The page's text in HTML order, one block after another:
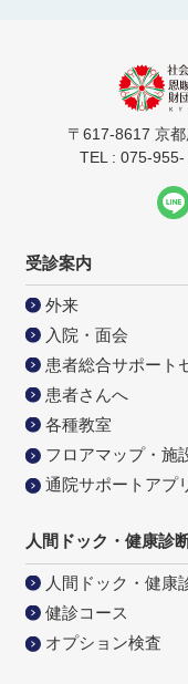
〒617-8617 京
TEL : 075-
受診案内
外来
入院・面会
患者総合サポート
患者さんへ
各種教室
フロアマップ・施
通院サポートアプ
人間ドック・健康診
人間ドック・健康
健診コース
オプション検査